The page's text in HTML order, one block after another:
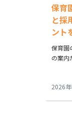
保育
と採
ント
保育園
の案内
2026